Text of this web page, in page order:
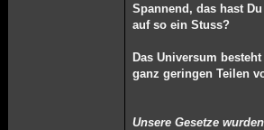
Spannend, das hast
auf so ein Stuss?
Das Universum
ganz geringen Teilen
Unsere Gesetze